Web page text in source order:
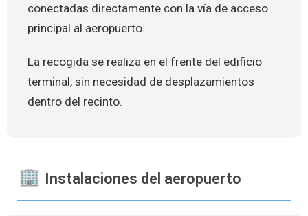
conectadas directamente con la vía de acceso
principal al aeropuerto.
La recogida se realiza en el frente del edificio
terminal, sin necesidad de desplazamientos
dentro del recinto.
Instalaciones del aeropuerto